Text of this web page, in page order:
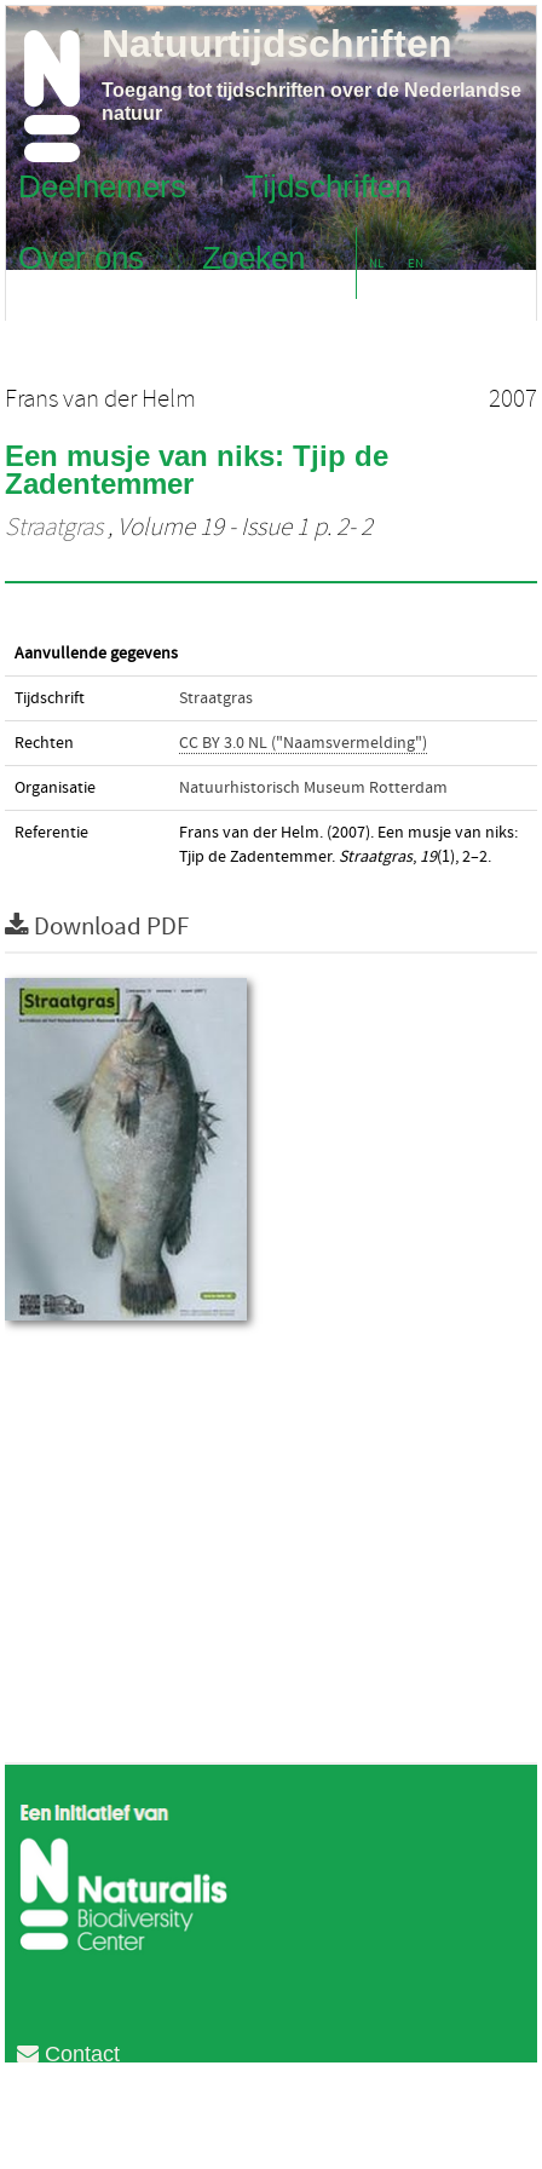
Deelnemers
Tijdschriften
Over ons
Zoeken NL EN
Natuurtijdschriften
Toegang tot tijdschriften over de Nederlandse
natuur
Frans van der Helm 2007
Een musje van niks: Tjip de
Zadentemmer
Straatgras, Volume 19 - Issue 1 p. 2- 2
Aanvullende gegevens
Tijdschrift Straatgras
Rechten CC BY 3.0 NL ("Naamsvermelding")
Organisatie Natuurhistorisch Museum Rotterdam
Referentie
Frans van der Helm. (2007). Een musje van niks:
Tjip de Zadentemmer. Straatgras, 19(1), 2–2.
Download PDF
Contact